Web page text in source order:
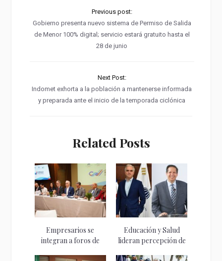
Previous post:
Gobierno presenta nuevo sistema de Permiso de Salida
de Menor 100% digital; servicio estará gratuito hasta el
28 de junio
Next Post:
Indomet exhorta a la población a mantenerse informada
y preparada ante el inicio de la temporada ciclónica
Related Posts
Empresarios se
integran a foros de
Educación y Salud
lideran percepción de